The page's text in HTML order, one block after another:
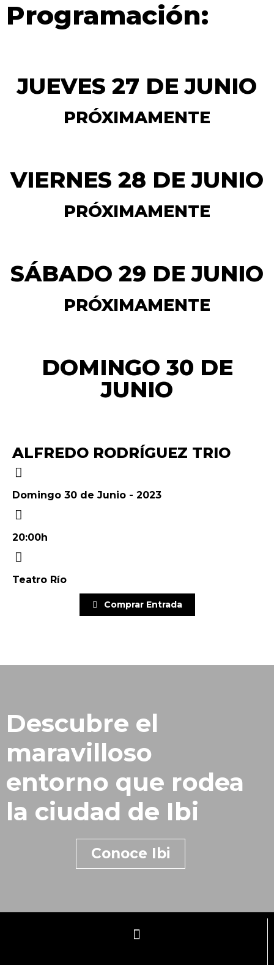
Programación:
JUEVES 27 DE JUNIO
PRÓXIMAMENTE
VIERNES 28 DE JUNIO
PRÓXIMAMENTE
SÁBADO 29 DE JUNIO
PRÓXIMAMENTE
DOMINGO 30 DE
JUNIO
ALFREDO RODRÍGUEZ TRIO
Domingo 30 de Junio - 2023
20:00h
Teatro Río
Comprar Entrada
Descubre el
maravilloso
entorno que rodea
la ciudad de Ibi
Conoce Ibi